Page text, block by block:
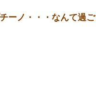
ーノ・・・なんて過